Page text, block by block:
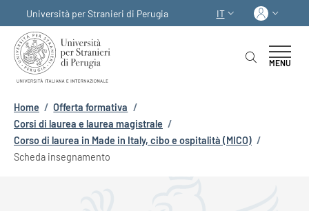
Università per Stranieri di Perugia
SELETTORE LINGUA:
IT
MENU
Briciole di pane
Home / Offerta formativa /
Corsi di laurea e laurea magistrale /
Corso di laurea in Made in Italy, cibo e ospitalità (MICO) /
Scheda insegnamento